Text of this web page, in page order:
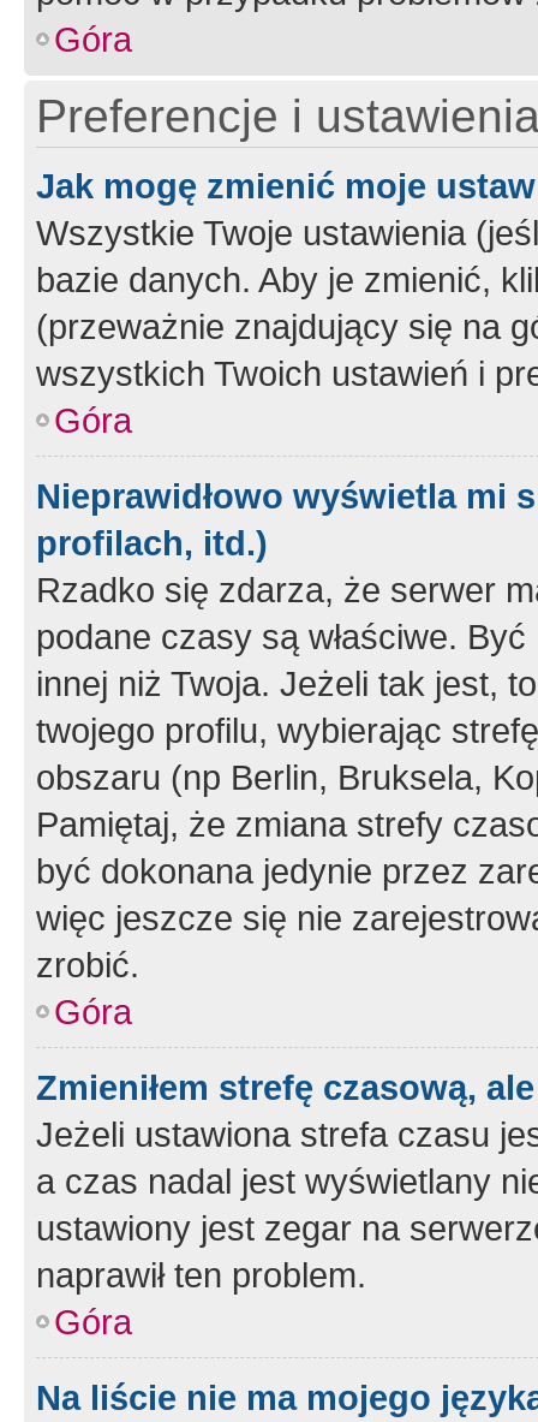
Góra
Preferencje i
Jak mogę zmienić moje
Wszystkie Twoje ustawienia
bazie danych. Aby je zmienić,
(przeważnie znajdujący się na
wszystkich Twoich ustawień i
Góra
Nieprawidłowo wyświetla mi
profilach, itd.)
Rzadko się zdarza, że serwer
podane czasy są właściwe.
innej niż Twoja. Jeżeli tak jest,
twojego profilu, wybierając
obszaru (np Berlin, Bruksela,
Pamiętaj, że zmiana strefy
być dokonana jedynie przez
więc jeszcze się nie
zrobić.
Góra
Zmieniłem strefę czasową,
Jeżeli ustawiona strefa czasu
a czas nadal jest wyświetlany
ustawiony jest zegar na
naprawił ten problem.
Góra
Na liście nie ma mojego